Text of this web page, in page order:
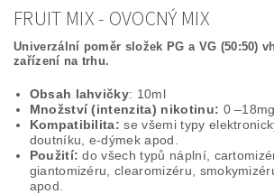
FRUIT MIX - OVOCNÝ MIX
Univerzální poměr složek PG a VG (50:50)
zařízení na trhu.
Obsah lahvičky: 10ml
Množství (intenzita) nikotinu: 0 –18mg
Kompatibilita: se všemi typy
doutníku, e-dýmek apod.
Použití: do všech typů náplní,
giantomizéru, clearomizéru,
apod.